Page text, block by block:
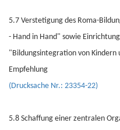
5.7 Verstetigung des Roma-
- Hand in Hand" sowie
"Bildungsintegration von Kindern
Empfehlung
(Drucksache Nr.: 23354-22)
5.8 Schaffung einer zentralen